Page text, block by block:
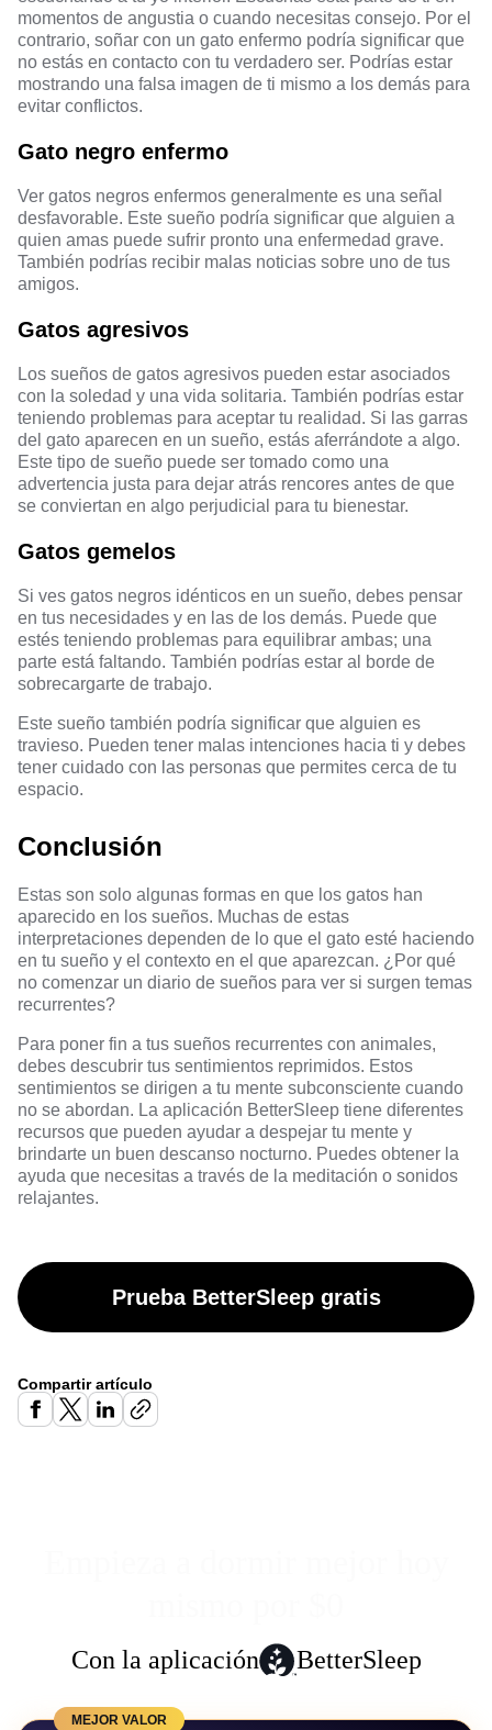
momentos de angustia o cuando necesitas consejo. Por el
contrario, soñar con un gato enfermo podría significar que
no estás en contacto con tu verdadero ser. Podrías estar
mostrando una falsa imagen de ti mismo a los demás para
evitar conflictos.
Gato negro enfermo
Ver gatos negros enfermos generalmente es una señal
desfavorable. Este sueño podría significar que alguien a
quien amas puede sufrir pronto una enfermedad grave.
También podrías recibir malas noticias sobre uno de tus
amigos.
Gatos agresivos
Los sueños de gatos agresivos pueden estar asociados
con la soledad y una vida solitaria. También podrías estar
teniendo problemas para aceptar tu realidad. Si las garras
del gato aparecen en un sueño, estás aferrándote a algo.
Este tipo de sueño puede ser tomado como una
advertencia justa para dejar atrás rencores antes de que
se conviertan en algo perjudicial para tu bienestar.
Gatos gemelos
Si ves gatos negros idénticos en un sueño, debes pensar
en tus necesidades y en las de los demás. Puede que
estés teniendo problemas para equilibrar ambas; una
parte está faltando. También podrías estar al borde de
sobrecargarte de trabajo.
Este sueño también podría significar que alguien es
travieso. Pueden tener malas intenciones hacia ti y debes
tener cuidado con las personas que permites cerca de tu
espacio.
Conclusión
Estas son solo algunas formas en que los gatos han
aparecido en los sueños. Muchas de estas
interpretaciones dependen de lo que el gato esté haciendo
en tu sueño y el contexto en el que aparezcan. ¿Por qué
no comenzar un diario de sueños para ver si surgen temas
recurrentes?
Para poner fin a tus sueños recurrentes con animales,
debes descubrir tus sentimientos reprimidos. Estos
sentimientos se dirigen a tu mente subconsciente cuando
no se abordan. La aplicación BetterSleep tiene diferentes
recursos que pueden ayudar a despejar tu mente y
brindarte un buen descanso nocturno. Puedes obtener la
ayuda que necesitas a través de la meditación o sonidos
relajantes.
Prueba BetterSleep gratis
Compartir artículo
Con la aplicación BetterSleep
MEJOR VALOR